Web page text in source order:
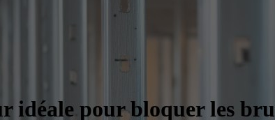
idéale pour bloquer les